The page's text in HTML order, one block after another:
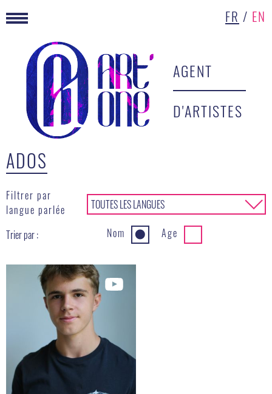
FR / EN
AGENT
D'ARTISTES
ADOS
Filtrer par
langue parlée
TOUTES LES LANGUES ▾
Trier par : Nom Age